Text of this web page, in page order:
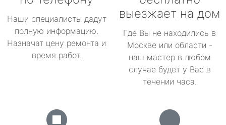
Наши специалисты дадут
полную информацию.
Назначат цену ремонта и
время работ.
выезжает на дом
Где Вы не находились в
Москве или области -
наш мастер в любом
случае будет у Вас в
течении часа.